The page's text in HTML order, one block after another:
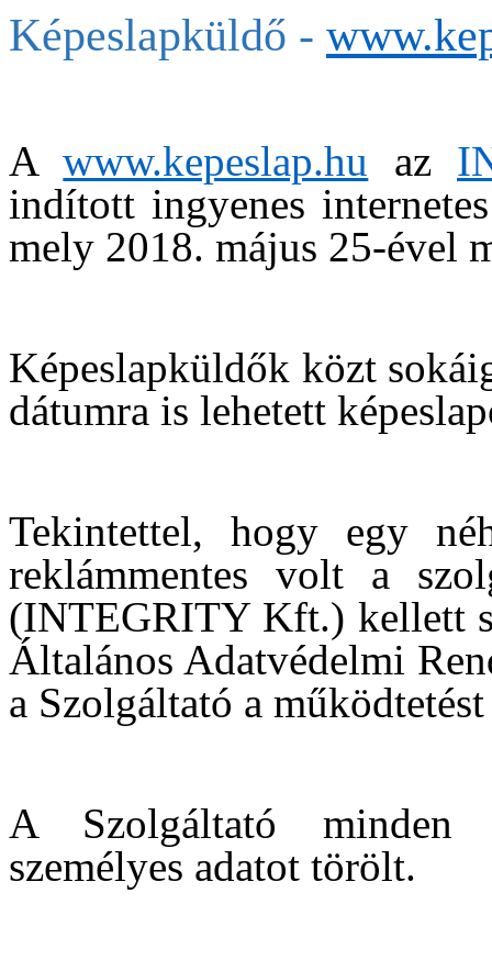
Képeslapküldő -
Awww.kepeslap.hu az
indított ingyenes
mely 2018. május 25-ével
Képeslapküldők közt
dátumra is lehetett
Tekintettel, hogy egy
reklámmentes volt a
(INTEGRITY Kft.) kellett
Általános Adatvédelmi
a Szolgáltató a
A Szolgáltató minden
személyes adatot törölt.